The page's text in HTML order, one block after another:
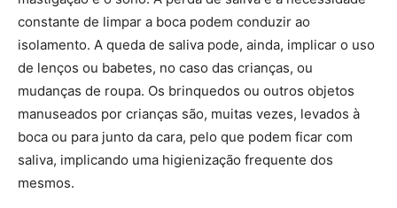
constante de limpar a boca podem conduzir ao
isolamento. A queda de saliva pode, ainda, implicar o uso
de lenços ou babetes, no caso das crianças, ou
mudanças de roupa. Os brinquedos ou outros objetos
manuseados por crianças são, muitas vezes, levados à
boca ou para junto da cara, pelo que podem ficar com
saliva, implicando uma higienização frequente dos
mesmos.